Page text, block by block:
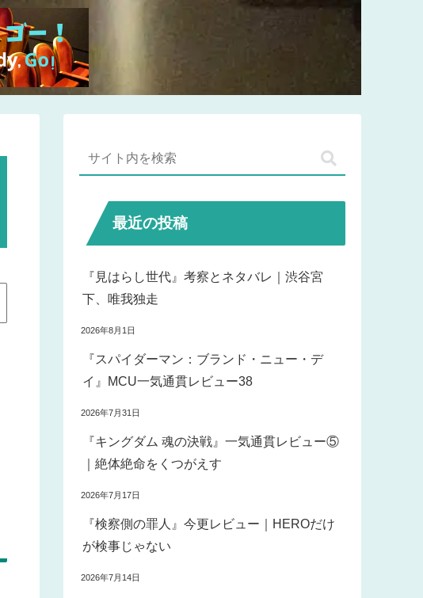
最近の投稿
『見はらし世代』考察とネタバレ｜渋谷宮
下、唯我独走
2026年8月1日
『スパイダーマン：ブランド・ニュー・デ
イ』MCU一気通貫レビュー38
2026年7月31日
『キングダム 魂の決戦』一気通貫レビュー⑤
｜絶体絶命をくつがえす
2026年7月17日
『検察側の罪人』今更レビュー｜HEROだけ
が検事じゃない
2026年7月14日